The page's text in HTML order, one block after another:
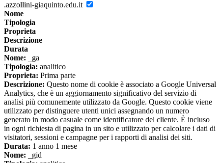
.azzollini-giaquinto.edu.it
Nome
Tipologia
Proprieta
Descrizione
Durata
Nome: _ga
Tipologia: analitico
Proprieta: Prima parte
Descrizione: Questo nome di cookie è associato a Google Universal
Analytics, che è un aggiornamento significativo del servizio di
analisi più comunemente utilizzato da Google. Questo cookie viene
utilizzato per distinguere utenti unici assegnando un numero
generato in modo casuale come identificatore del cliente. È incluso
in ogni richiesta di pagina in un sito e utilizzato per calcolare i dati di
visitatori, sessioni e campagne per i rapporti di analisi dei siti.
Durata: 1 anno 1 mese
Nome: _gid